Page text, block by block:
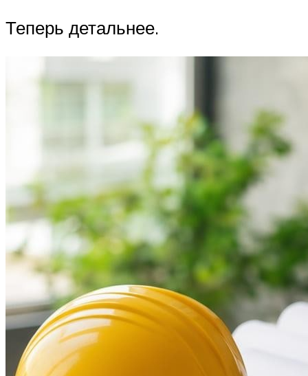
Теперь детальнее.